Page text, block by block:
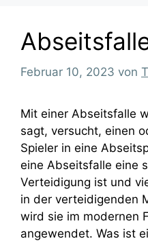
Februar 10, 2023 von
Mit einer Abseitsfalle
sagt, versucht, einen
Spieler in eine
eine Abseitsfalle eine
Verteidigung ist und
in der verteidigenden
wird sie im modernen
angewendet. Was ist